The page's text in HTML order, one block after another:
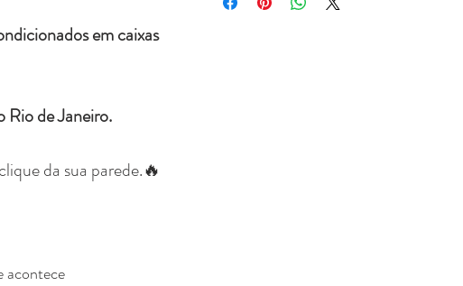
em caixas
Rio de Janeiro.
da sua parede.🔥
acontece